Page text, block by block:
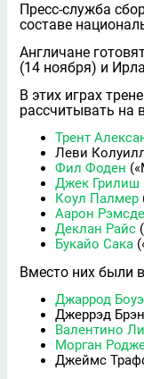
Пресс-служба
составе
Англичане
(14 ноября) и
В этих играх
рассчитывать на
Трент
Леви
Фил Фоден
Джек Грилиш
Коул Палмер
Аарон
Деклан Райс
Букайо Сака
Вместо них были
Джаррод
Джеррэд
Валентино
Морган
Джеймс